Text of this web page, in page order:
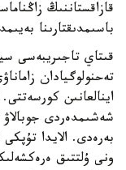
قازاقستاننىڭ
باسىمدىقتارىنا
قىتاي تاجىريبەسى
تەحنولوگيادان
شەشىمدەردى
بەرەدى. الايدا
ونى ۇلتتىق